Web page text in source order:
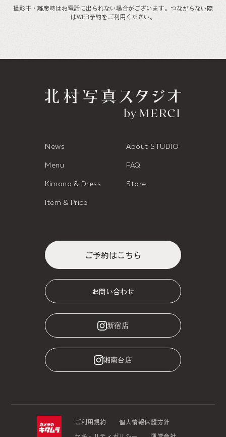
撮影中・離席時はお電話に出られない場合がございます。つながらない際
はWEB予約をご利用ください。
News About STUDIO
Menu FAQ
Kimono & Dress Store
Item & Price
ご予約はこちら
お問い合わせ
新宿店
湘南台店
ご利用規約
個人情報保護方針